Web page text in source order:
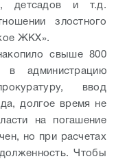
детсадов и т.д.
злостного
ЖКХ».
свыше 800
в администрацию
ввод
долгое время не
на погашение
но при расчетах
Чтобы